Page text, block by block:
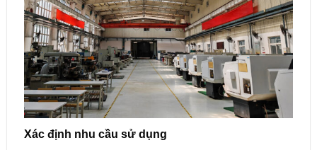
Xác định nhu cầu sử dụng